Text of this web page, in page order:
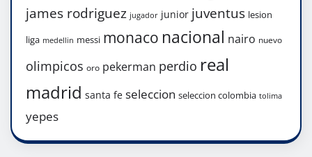
james rodriguez jugador junior juventus lesion
liga medellin messi monaco nacional nairo nuevo
olimpicos oro pekerman perdio real
madrid santa fe seleccion seleccion colombia tolima
yepes